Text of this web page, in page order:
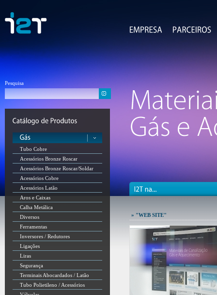
Pesquisa
Tubo Cobre
Acessórios Bronze Roscar
Acessórios Bronze Roscar/Soldar
Acessórios Cobre
Acessórios Latão
Aros e Caixas
Calha Metálica
Diversos
Ferramentas
Inversores / Redutores
Ligações
Liras
Segurança
Terminais Abocardados / Latão
Tubo Polietileno / Acessórios
» "WEB SITE"